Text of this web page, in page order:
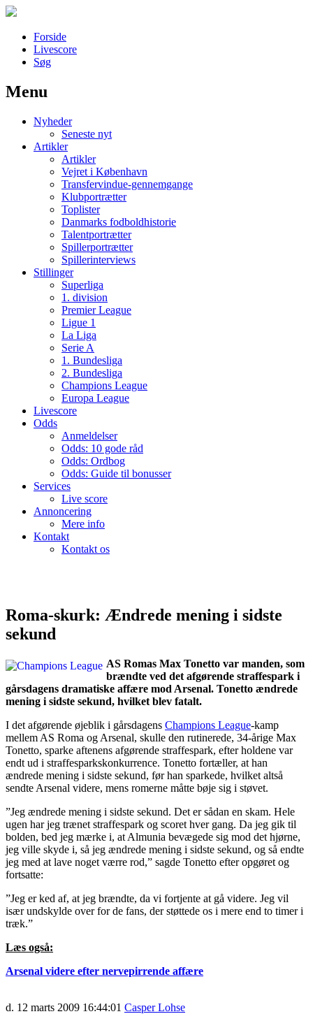
Forside
Livescore
Søg
Наши партнеры
лучшие займы
Menu
Nyheder
Seneste nyt
Artikler
Artikler
Vejret i København
Transfervindue-gennemgange
Klubportrætter
Toplister
Danmarks fodboldhistorie
Talentportrætter
Spillerportrætter
Spillerinterviews
Stillinger
Superliga
1. division
Premier League
Ligue 1
La Liga
Serie A
1. Bundesliga
2. Bundesliga
Champions League
Europa League
Livescore
Odds
Anmeldelser
Odds: 10 gode råd
Odds: Ordbog
Odds: Guide til bonusser
Services
Live score
Annoncering
Mere info
Kontakt
Kontakt os
Roma-skurk: Ændrede mening i sidste
sekund
AS Romas Max Tonetto var manden, som
brændte ved det afgørende straffespark i
gårsdagens dramatiske affære mod Arsenal. Tonetto ændrede
mening i sidste sekund, hvilket blev fatalt.
I det afgørende øjeblik i gårsdagens Champions League-kamp
mellem AS Roma og Arsenal, skulle den rutinerede, 34-årige Max
Tonetto, sparke aftenens afgørende straffespark, efter holdene var
endt ud i straffesparkskonkurrence. Tonetto fortæller, at han
ændrede mening i sidste sekund, før han sparkede, hvilket altså
sendte Arsenal videre, mens romerne måtte bøje sig i støvet.
”Jeg ændrede mening i sidste sekund. Det er sådan en skam. Hele
ugen har jeg trænet straffespark og scoret hver gang. Da jeg gik til
bolden, bed jeg mærke i, at Almunia bevægede sig mod det hjørne,
jeg ville skyde i, så jeg ændrede mening i sidste sekund, og så endte
jeg med at lave noget værre rod,” sagde Tonetto efter opgøret og
fortsatte:
”Jeg er ked af, at jeg brændte, da vi fortjente at gå videre. Jeg vil
især undskylde over for de fans, der støttede os i mere end to timer i
træk.”
Læs også:
Arsenal videre efter nervepirrende affære
d. 12 marts 2009 16:44:01 Casper Lohse